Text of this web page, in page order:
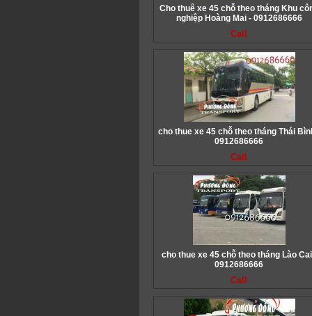
Cho thuê xe 45 chỗ theo tháng Khu
nghiệp Hoàng Mai - 0912686666
Call
cho thue xe 45 chỗ theo tháng Thái
0912686666
Call
cho thue xe 45 chỗ theo tháng Lào
0912686666
Call